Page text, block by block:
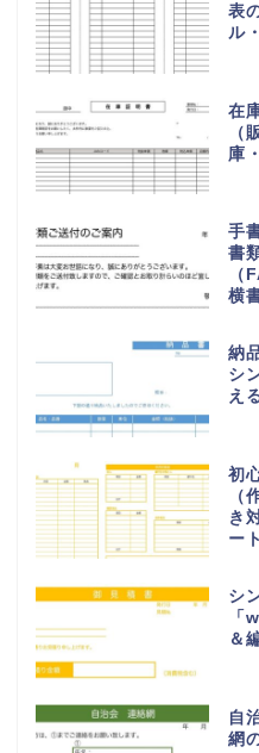
表
ル
在
（
庫
手
書
（
横
納
シ
え
初
（
き
ート
シ
「
＆
自
網